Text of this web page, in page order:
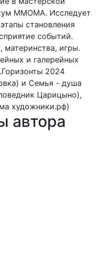
ММОМА. Исследует
становления
событий.
материнства, игры.
и галерейных
2024
и Семья - душа
Царицыно),
художники.рф)
автора